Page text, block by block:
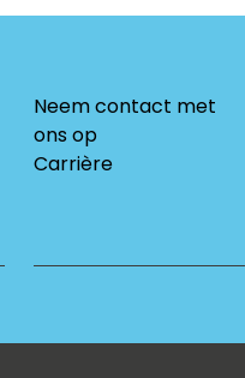
Neem contact met
ons op
Carrière